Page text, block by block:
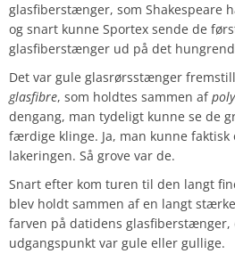
glasfiberstænger, som Shakespeare
og snart kunne Sportex sende de
glasfiberstænger ud på det
Det var gule glasrørsstænger
glasfibre, som holdtes sammen af
dengang, man tydeligt kunne se de
færdige klinge. Ja, man kunne
lakeringen. Så grove var de.
Snart efter kom turen til den langt
blev holdt sammen af en langt
farven på datidens glasfiberstænger,
udgangspunkt var gule eller gullige.